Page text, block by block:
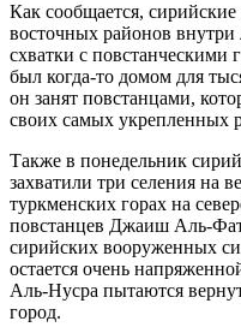
Как сообщается,
восточных районов внутри
схватки с повстанческими
был когда-то домом для
он занят повстанцами,
своих самых укрепленных
Также в понедельник
захватили три селения на
туркменских горах на
повстанцев Джаиш Аль-
сирийских вооруженных
остается очень
Аль-Нусра пытаются
город.